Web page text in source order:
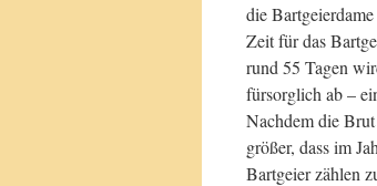
die
Zeit für das
rund 55 Tagen
fürsorglich ab –
Nachdem die
größer, dass im
Bartgeier zählen